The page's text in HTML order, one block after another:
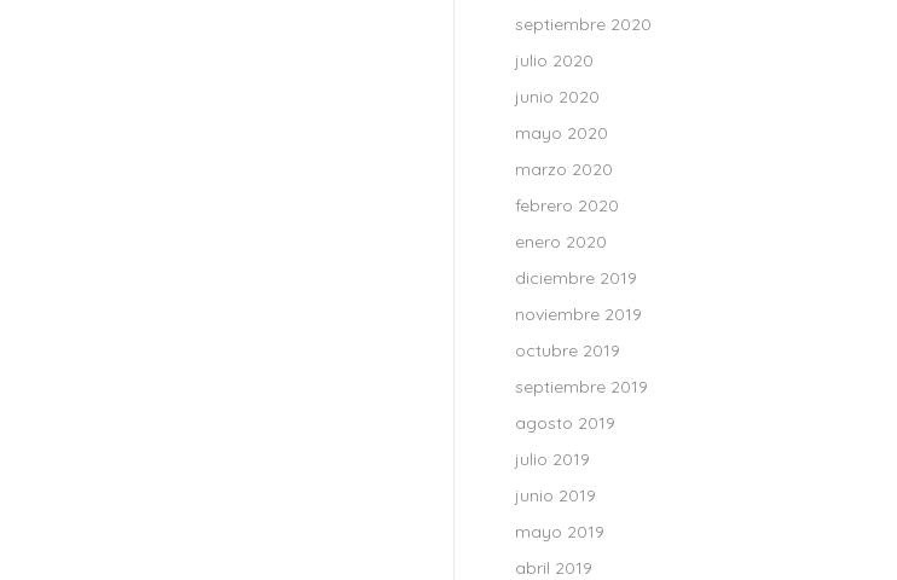
septiembre 2020
julio 2020
junio 2020
mayo 2020
marzo 2020
febrero 2020
enero 2020
diciembre 2019
noviembre 2019
octubre 2019
septiembre 2019
agosto 2019
julio 2019
junio 2019
mayo 2019
abril 2019